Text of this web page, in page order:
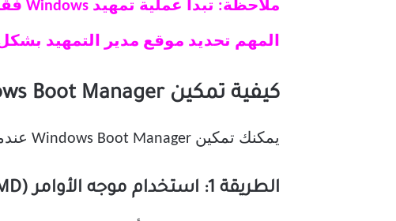
المهم تحديد موقع مدير التمهيد
كيفية تمكين Windows Boot Manager على Windows 10
يمكنك تمكين Windows Boot Manager عندما يكون لديك أنظمة تشغيل متعددة وترغب في تحديد وتشغيل أي منها.
الطريقة 1: استخدام موجه الأوامر (CMD)